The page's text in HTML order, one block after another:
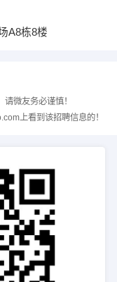
A8栋8楼
微友务必谨慎！
上看到该招聘信息的！